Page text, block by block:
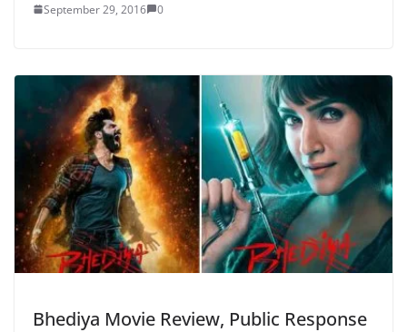
September 29, 2016 0
Bhediya Movie Review, Public Response